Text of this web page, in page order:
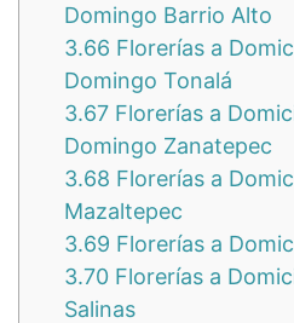
Domingo Barrio Alto
3.66 Florerías a
Domingo Tonalá
3.67 Florerías a
Domingo Zanatepec
3.68 Florerías a
Mazaltepec
3.69 Florerías a
3.70 Florerías a
Salinas